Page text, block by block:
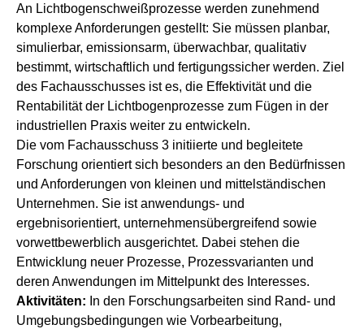
An Lichtbogenschweißprozesse werden zunehmend
komplexe Anforderungen gestellt: Sie müssen planbar,
simulierbar, emissionsarm, überwachbar, qualitativ
bestimmt, wirtschaftlich und fertigungssicher werden. Ziel
des Fachausschusses ist es, die Effektivität und die
Rentabilität der Lichtbogenprozesse zum Fügen in der
industriellen Praxis weiter zu entwickeln.
Die vom Fachausschuss 3 initiierte und begleitete
Forschung orientiert sich besonders an den Bedürfnissen
und Anforderungen von kleinen und mittelständischen
Unternehmen. Sie ist anwendungs- und
ergebnisorientiert, unternehmensübergreifend sowie
vorwettbewerblich ausgerichtet. Dabei stehen die
Entwicklung neuer Prozesse, Prozessvarianten und
deren Anwendungen im Mittelpunkt des Interesses.
Aktivitäten: In den Forschungsarbeiten sind Rand- und
Umgebungsbedingungen wie Vorbearbeitung,